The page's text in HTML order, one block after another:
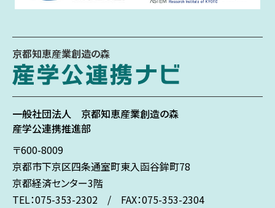
京都知恵産業創造の森
一般社団法人 京都知恵産業創造の森
産学公連携推進部
〒600-8009
京都市下京区四条通室町東入函谷鉾町78
京都経済センター3階
TEL：075-353-2302 / FAX：075-353-2304